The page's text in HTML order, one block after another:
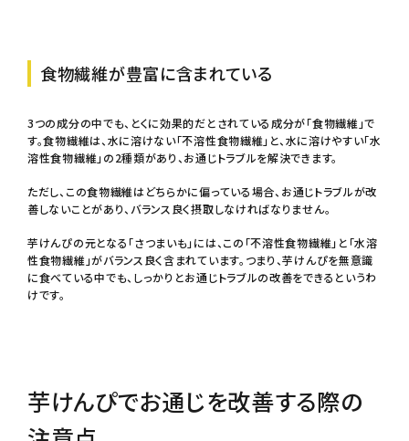
食物繊維が豊富に含まれている
3つの成分の中でも、とくに効果的だとされている成分が「食物繊維」で
す。食物繊維は、水に溶けない「不溶性食物繊維」と、水に溶けやすい「水
溶性食物繊維」の2種類があり、お通じトラブルを解決できます。
ただし、この食物繊維はどちらかに偏っている場合、お通じトラブルが改
善しないことがあり、バランス良く摂取しなければなりません。
芋けんぴの元となる「さつまいも」には、この「不溶性食物繊維」と「水溶
性食物繊維」がバランス良く含まれています。つまり、芋けんぴを無意識
に食べている中でも、しっかりとお通じトラブルの改善をできるというわ
けです。
芋けんぴでお通じを改善する際の